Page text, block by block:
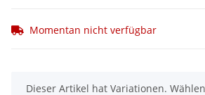
Momentan nicht verfügbar
x
Dieser Artikel hat Variationen.